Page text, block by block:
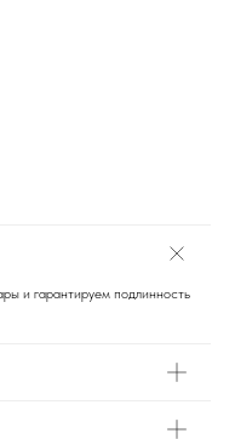
и гарантируем подлинность